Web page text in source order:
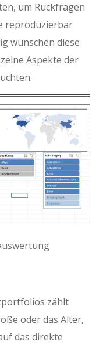
um Rückfragen
reproduzierbar
wünschen diese
Aspekte der
zählt
oder das Alter,
das direkte